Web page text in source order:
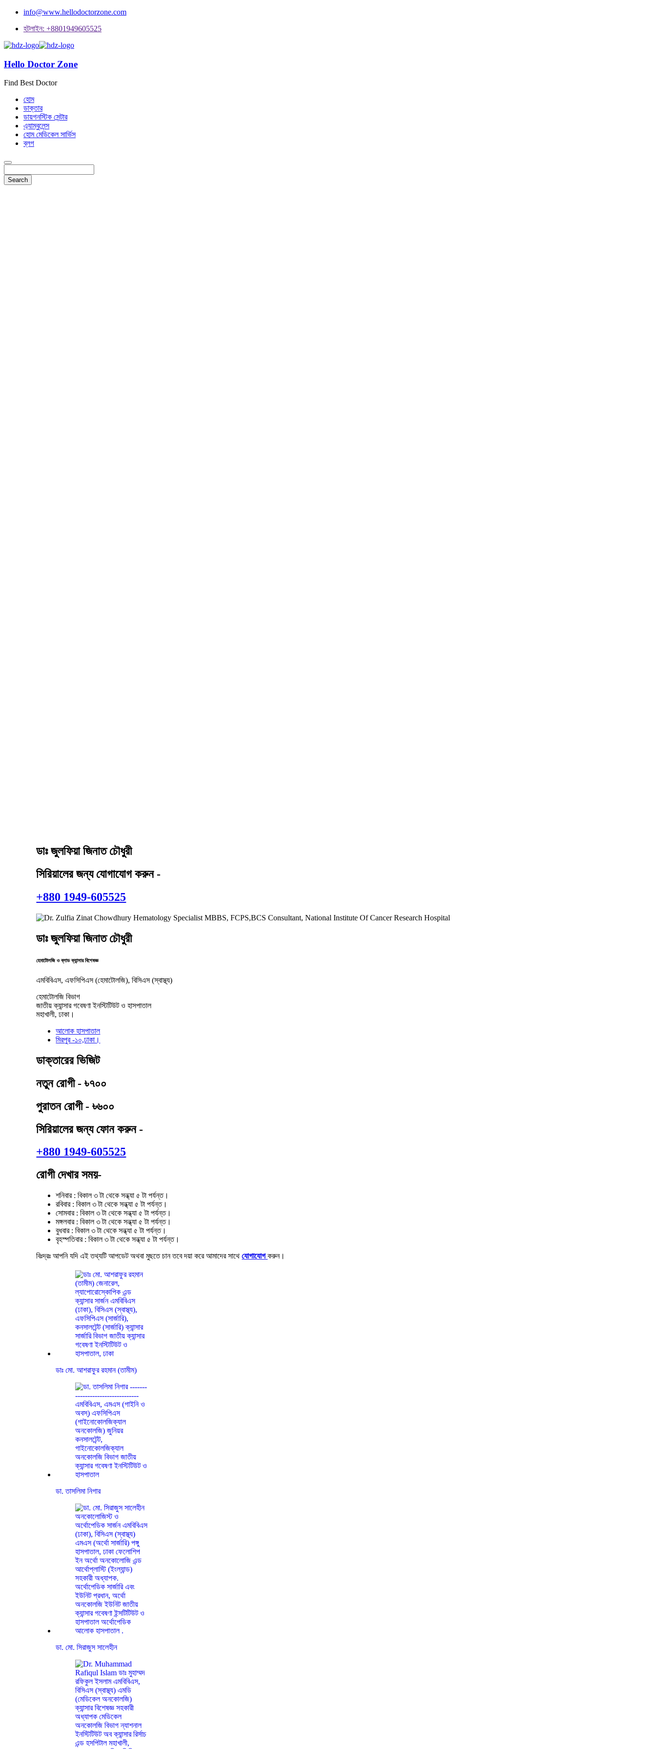
info@www.hellodoctorzone.com
হটলাইন: +8801949605525
Hello Doctor Zone
Find Best Doctor
হোম
ডাক্তার
ডায়গনস্টিক সেন্টার
এ্যাম্বুলেন্স
হোম মেডিকেল সার্ভিস
ব্লগ
ডাঃ জুলফিয়া জিনাত চৌধুরী
সিরিয়ালের জন্য যোগাযোগ করুন -
+880 1949-605525
ডাঃ জুলফিয়া জিনাত চৌধুরী
হেমাটোলজি ও ব্লাড ক্যান্সার বিশেষজ্ঞ
এমবিবিএস, এফসিপিএস (হেমাটোলজি), বিসিএস (স্বাস্থ্য)
হেমাটোলজি বিভাগ
জাতীয় ক্যান্সার গবেষণা ইনস্টিটিউট ও হাসপাতাল
মহাখালী, ঢাকা।
আলোক হাসপাতাল
মিরপুর -১০,ঢাকা।
ডাক্তারের ভিজিট
নতুন রোগী - ৳৭০০
পুরাতন রোগী - ৳৬০০
সিরিয়ালের জন্য ফোন করুন -
+880 1949-605525
রোগী দেখার সময়-
শনিবার : বিকাল ৩ টা থেকে সন্ধ্যা ৫ টা পর্যন্ত।
রবিবার : বিকাল ৩ টা থেকে সন্ধ্যা ৫ টা পর্যন্ত।
সোমবার : বিকাল ৩ টা থেকে সন্ধ্যা ৫ টা পর্যন্ত।
মঙ্গলবার : বিকাল ৩ টা থেকে সন্ধ্যা ৫ টা পর্যন্ত।
বুধবার : বিকাল ৩ টা থেকে সন্ধ্যা ৫ টা পর্যন্ত।
বৃহস্পতিবার : বিকাল ৩ টা থেকে সন্ধ্যা ৫ টা পর্যন্ত।
বিঃদ্রঃ আপনি যদি এই তথ্যটি আপডেট অথবা মুছতে চান তবে দয়া করে আমাদের সাথেযোগাযোগকরুন।
ডাঃ মো. আশরাফুর রহমান (তামীম)
ডা. তাসলিমা নিগার
ডা. মো. সিরাজুস সালেহীন